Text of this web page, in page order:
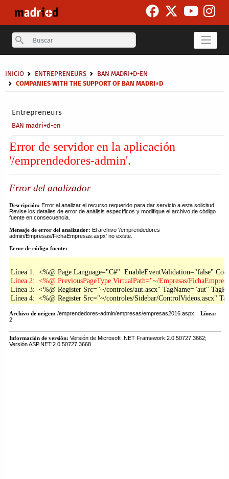
Search
Entrepreneurs
BAN madri+d-en
Breadcrumb
INICIO ENTREPRENEURS
BAN MADRI+D-EN
COMPANIES WITH THE SUPPORT OF BAN MADRI+D